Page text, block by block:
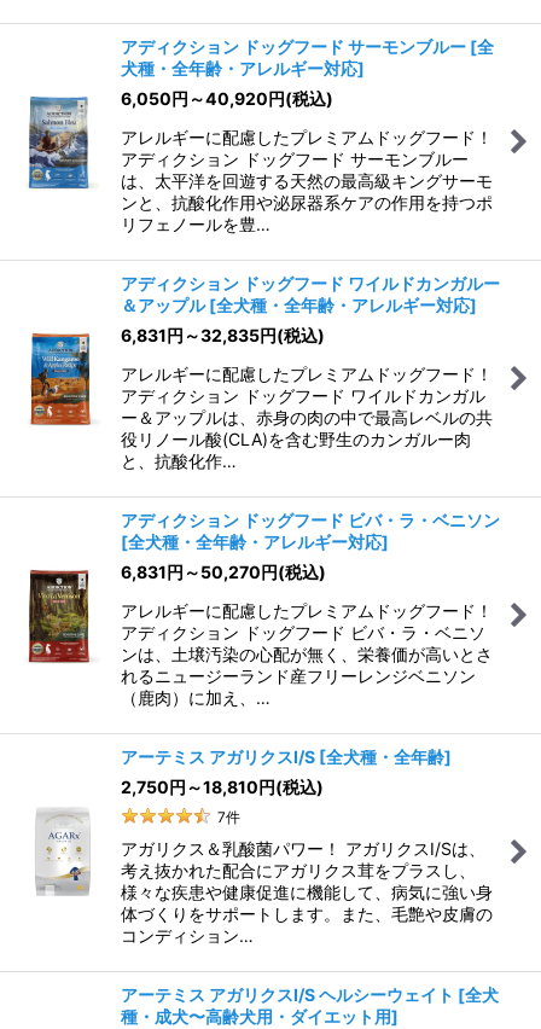
アディクション ドッグフード サーモンブルー [全
犬種・全年齢・アレルギー対応]
6,050円 ～40,920円(税込)
アレルギーに配慮したプレミアムドッグフード！
アディクション ドッグフード サーモンブルー
は、太平洋を回遊する天然の最高級キングサーモ
ンと、抗酸化作用や泌尿器系ケアの作用を持つポ
リフェノールを豊…
アディクション ドッグフード ワイルドカンガルー
＆アップル [全犬種・全年齢・アレルギー対応]
6,831円 ～32,835円(税込)
アレルギーに配慮したプレミアムドッグフード！
アディクション ドッグフード ワイルドカンガル
ー＆アップルは、赤身の肉の中で最高レベルの共
役リノール酸(CLA)を含む野生のカンガルー肉
と、抗酸化作…
アディクション ドッグフード ビバ・ラ・ベニソン
[全犬種・全年齢・アレルギー対応]
6,831円 ～50,270円(税込)
アレルギーに配慮したプレミアムドッグフード！
アディクション ドッグフード ビバ・ラ・ベニソ
ンは、土壌汚染の心配が無く、栄養価が高いとさ
れるニュージーランド産フリーレンジベニソン
（鹿肉）に加え、…
アーテミス アガリクスI/S [全犬種・全年齢]
2,750円 ～18,810円(税込)
7件
アガリクス＆乳酸菌パワー！ アガリクスI/Sは、
考え抜かれた配合にアガリクス茸をプラスし、
様々な疾患や健康促進に機能して、病気に強い身
体づくりをサポートします。また、毛艶や皮膚の
コンディション…
アーテミス アガリクスI/S ヘルシーウェイト [全犬
種・成犬〜高齢犬用・ダイエット用]